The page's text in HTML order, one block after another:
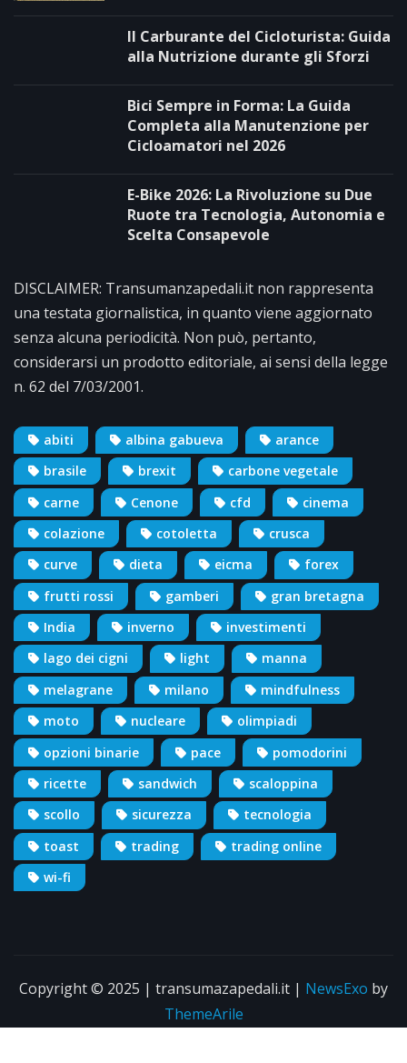
Il Carburante del Cicloturista: Guida
alla Nutrizione durante gli Sforzi
Bici Sempre in Forma: La Guida
Completa alla Manutenzione per
Cicloamatori nel 2026
E-Bike 2026: La Rivoluzione su Due
Ruote tra Tecnologia, Autonomia e
Scelta Consapevole
DISCLAIMER: Transumanzapedali.it non rappresenta
una testata giornalistica, in quanto viene aggiornato
senza alcuna periodicità. Non può, pertanto,
considerarsi un prodotto editoriale, ai sensi della legge
n. 62 del 7/03/2001.
abiti albina gabueva
arance
brasile
brexit
carbone vegetale
carne
Cenone cfd
cinema
colazione
cotoletta
crusca
curve
dieta eicma
forex
frutti rossi
gamberi
gran bretagna
India
inverno
investimenti
lago dei cigni
light
manna
melagrane
milano
mindfulness
moto
nucleare
olimpiadi
opzioni binarie
pace
pomodorini
ricette
sandwich
scaloppina
scollo
sicurezza
tecnologia
toast
trading
trading online
wi-fi
Copyright © 2025 | transumazapedali.it | NewsExo by
ThemeArile